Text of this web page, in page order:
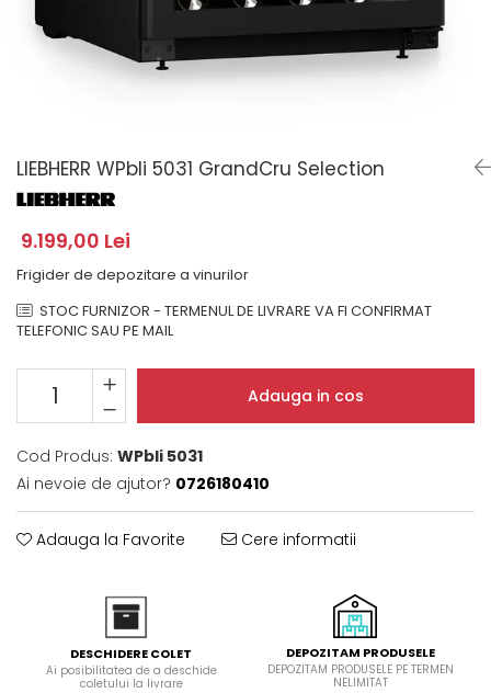
Domino( seturi modulare)
Plite cu hota integrata
LIEBHERR WPbli 5031 GrandCru Selection
9.199,00 Lei
Frigider de depozitare a vinurilor
STOC FURNIZOR - TERMENUL DE LIVRARE VA FI CONFIRMAT
TELEFONIC SAU PE MAIL
Adauga in cos
Cod Produs: WPbli 5031
Ai nevoie de ajutor? 0726180410
Adauga la Favorite Cere informatii
DESCHIDERE COLET
Ai posibilitatea de a deschide
coletului la livrare
DEPOZITAM PRODUSELE
DEPOZITAM PRODUSELE PE TERMEN
NELIMITAT